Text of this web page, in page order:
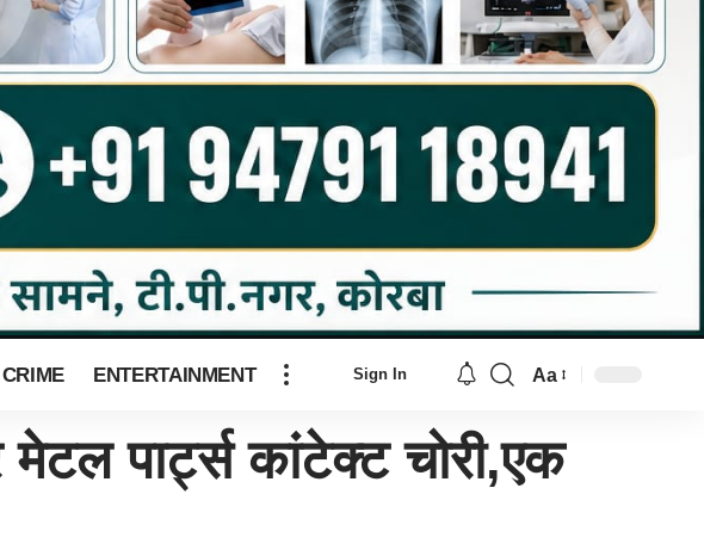
CRIME ENTERTAINMENT Sign In Aa
मेटल पार्ट्स कांटेक्ट चोरी,एक